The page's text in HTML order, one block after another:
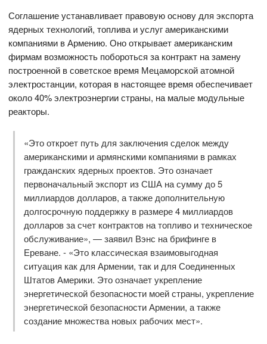
Соглашение устанавливает правовую основу для экспорта
ядерных технологий, топлива и услуг американскими
компаниями в Армению. Оно открывает американским
фирмам возможность побороться за контракт на замену
построенной в советское время Мецаморской атомной
электростанции, которая в настоящее время обеспечивает
около 40% электроэнергии страны, на малые модульные
реакторы.
«Это откроет путь для заключения сделок между
американскими и армянскими компаниями в рамках
гражданских ядерных проектов. Это означает
первоначальный экспорт из США на сумму до 5
миллиардов долларов, а также дополнительную
долгосрочную поддержку в размере 4 миллиардов
долларов за счет контрактов на топливо и техническое
обслуживание», — заявил Вэнс на брифинге в
Ереване. - «Это классическая взаимовыгодная
ситуация как для Армении, так и для Соединенных
Штатов Америки. Это означает укрепление
энергетической безопасности моей страны, укрепление
энергетической безопасности Армении, а также
создание множества новых рабочих мест».